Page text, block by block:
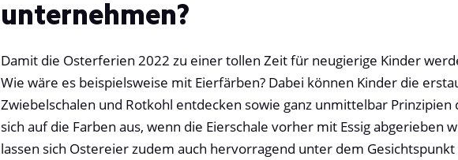
unternehmen?
Damit die Osterferien 2022 zu einer tollen Zeit für neugierige Kinder
Wie wäre es beispielsweise mit Eierfärben? Dabei können Kinder die
Zwiebelschalen und Rotkohl entdecken sowie ganz unmittelbar Prinzipien
sich auf die Farben aus, wenn die Eierschale vorher mit Essig abgerieben
lassen sich Ostereier zudem auch hervorragend unter dem